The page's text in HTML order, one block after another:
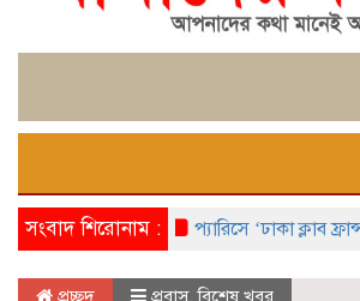
সংবাদ শিরোনাম :প্যারিসে ‘ঢাকা ক্লাব ফ্রান্স’-
প্রচ্ছদ প্রবাস,বিশেষ খবর